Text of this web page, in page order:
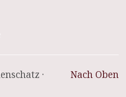
Nach Oben
·